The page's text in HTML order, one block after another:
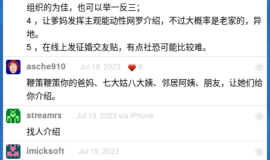
组织的为佳，也可以举一反三；
4 ，让爹妈发挥主观能动性网罗介绍，不过大概率是老家的，异
地。
5 ，在线上发征婚交友贴，有点社恐可能比较难。
3
asche910 Jul 19, 2023 9
鞭策鞭策你的爸妈、七大姑八大姨、邻居阿姨、朋友，让她们给
你介绍。
4
streamrx Jul 19, 2023 via iPhone
找人介绍
5
imicksoft Jul 19, 2023